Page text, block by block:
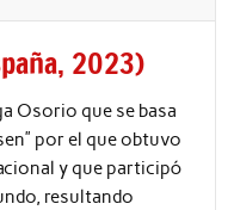
2023)
Osorio que se basa
por el que obtuvo
y que participó
resultando